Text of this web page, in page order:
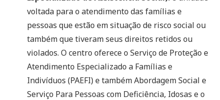
voltada para o atendimento das famílias e
pessoas que estão em situação de risco social ou
também que tiveram seus direitos retidos ou
violados. O centro oferece o Serviço de Proteção e
Atendimento Especializado a Famílias e
Indivíduos (PAEFI) e também Abordagem Social e
Serviço Para Pessoas com Deficiência, Idosas e o